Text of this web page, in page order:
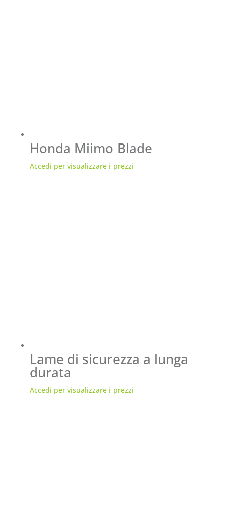
Honda Miimo Blade
Accedi per visualizzare i prezzi
Lame di sicurezza a lunga
durata
Accedi per visualizzare i prezzi